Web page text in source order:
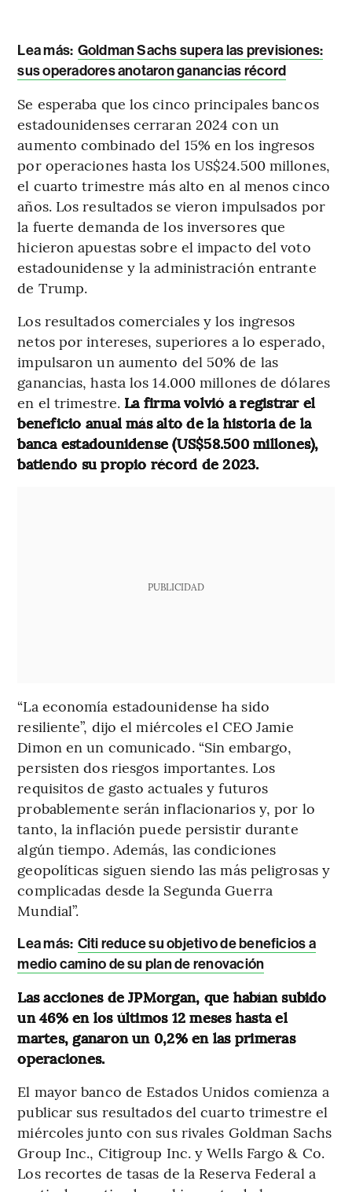
Lea más: Goldman Sachs supera las previsiones:
sus operadores anotaron ganancias récord
Se esperaba que los cinco principales bancos
estadounidenses cerraran 2024 con un
aumento combinado del 15% en los ingresos
por operaciones hasta los US$24.500 millones,
el cuarto trimestre más alto en al menos cinco
años. Los resultados se vieron impulsados por
la fuerte demanda de los inversores que
hicieron apuestas sobre el impacto del voto
estadounidense y la administración entrante
de Trump.
Los resultados comerciales y los ingresos
netos por intereses, superiores a lo esperado,
impulsaron un aumento del 50% de las
ganancias, hasta los 14.000 millones de dólares
en el trimestre. La firma volvió a registrar el
beneficio anual más alto de la historia de la
banca estadounidense (US$58.500 millones),
batiendo su propio récord de 2023.
PUBLICIDAD
“La economía estadounidense ha sido
resiliente”, dijo el miércoles el CEO Jamie
Dimon en un comunicado. “Sin embargo,
persisten dos riesgos importantes. Los
requisitos de gasto actuales y futuros
probablemente serán inflacionarios y, por lo
tanto, la inflación puede persistir durante
algún tiempo. Además, las condiciones
geopolíticas siguen siendo las más peligrosas y
complicadas desde la Segunda Guerra
Mundial”.
Lea más: Citi reduce su objetivo de beneficios a
medio camino de su plan de renovación
Las acciones de JPMorgan, que habían subido
un 46% en los últimos 12 meses hasta el
martes, ganaron un 0,2% en las primeras
operaciones.
El mayor banco de Estados Unidos comienza a
publicar sus resultados del cuarto trimestre el
miércoles junto con sus rivales Goldman Sachs
Group Inc., Citigroup Inc. y Wells Fargo & Co.
Los recortes de tasas de la Reserva Federal a